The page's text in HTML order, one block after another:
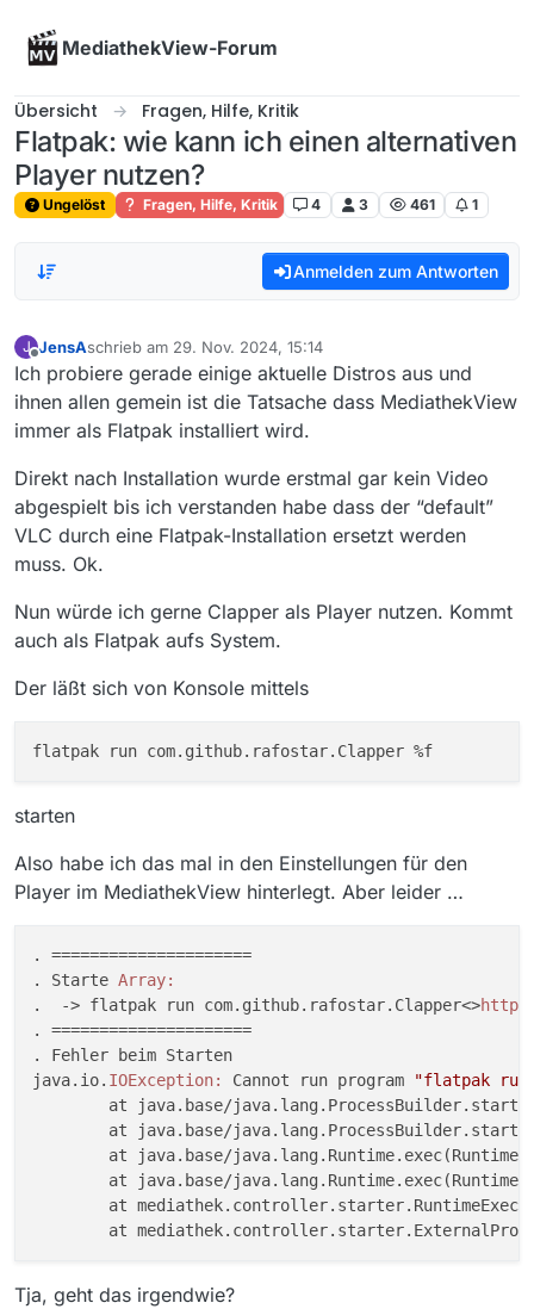
MediathekView-Forum
Übersicht Fragen, Hilfe, Kritik
Flatpak: wie kann ich einen alternativen
Player nutzen?
Ungelöst Fragen, Hilfe, Kritik 4 3 461 1
Anmelden zum Antworten
J
Offline
JensAschrieb am 29. Nov. 2024, 15:14
zuletzt editiert von
Ich probiere gerade einige aktuelle Distros aus und
ihnen allen gemein ist die Tatsache dass MediathekView
immer als Flatpak installiert wird.
Direkt nach Installation wurde erstmal gar kein Video
abgespielt bis ich verstanden habe dass der “default”
VLC durch eine Flatpak-Installation ersetzt werden
muss. Ok.
Nun würde ich gerne Clapper als Player nutzen. Kommt
auch als Flatpak aufs System.
Der läßt sich von Konsole mittels
starten
Also habe ich das mal in den Einstellungen für den
Player im MediathekView hinterlegt. Aber leider …
. =====================
. Starte Array:
.  -> flatpak run com.github.rafostar.Clapper<>
. =====================
. Fehler beim Starten
java.io. IOException: Cannot run program
"flatpak run
at java.base/
at java.base/
        at java.base/java.lang.Runtime.exec(Runtime.
        at java.base/java.lang.Runtime.exec(Runtime.
at
at
Tja, geht das irgendwie?